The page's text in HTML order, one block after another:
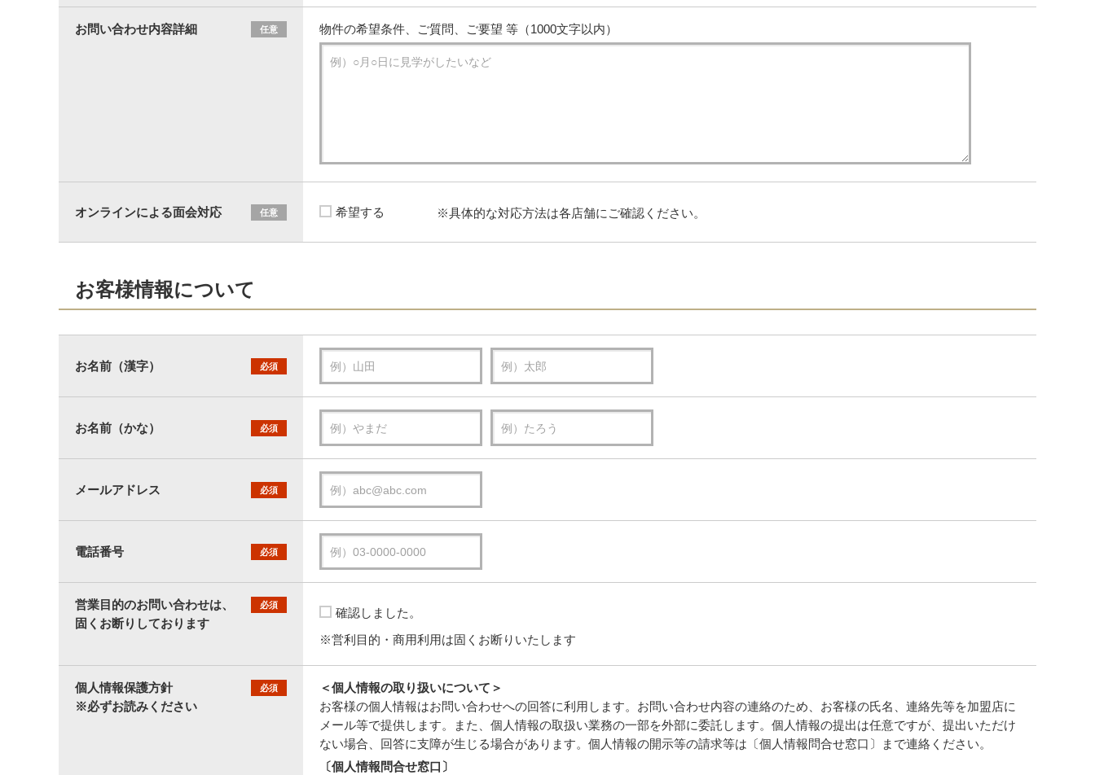
お問い合わせ内容詳細 任意 物件の希望条件、ご質問、ご要望 等（1000文字以内）
オンラインによる面会対応 任意 希望する ※具体的な対応方法は各店舗にご確認ください。
お客様情報について
お名前（漢字） 必須
お名前（かな） 必須
メールアドレス 必須
電話番号 必須
営業目的のお問い合わせは、
固くお断りしております
必須
確認しました。
※営利目的・商用利用は固くお断りいたします
個人情報保護方針
※必ずお読みください
必須
＜個人情報の取り扱いについて＞
お客様の個人情報はお問い合わせへの回答に利用します。お問い合わせ内容の連絡のため、お客様の氏名、連絡先等を加盟店に
メール等で提供します。また、個人情報の取扱い業務の一部を外部に委託します。個人情報の提出は任意ですが、提出いただけ
ない場合、回答に支障が生じる場合があります。個人情報の開示等の請求等は〔個人情報問合せ窓口〕まで連絡ください。
〔個人情報問合せ窓口〕